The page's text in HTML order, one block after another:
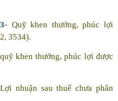
- Quỹ khen thưởng, phúc lợi
3534).
khen thưởng, phúc lợi được
nhuận sau thuế chưa phân